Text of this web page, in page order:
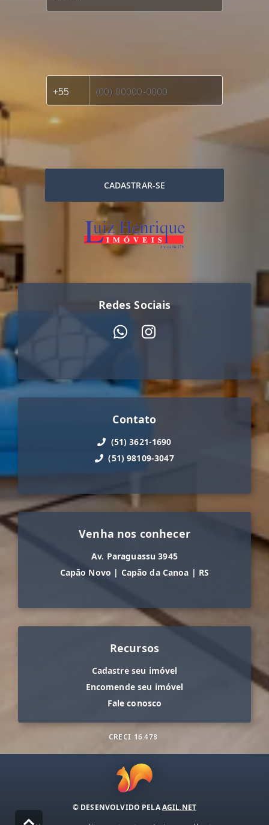
CADASTRAR-SE
Redes Sociais
Contato
(51) 3621-1690
(51) 98109-3047
Venha nos conhecer
Av. Paraguassu 3945
Capão Novo | Capão da Canoa | RS
Recursos
Cadastre seu imóvel
Encomende seu imóvel
Fale conosco
CRECI 16.478
© DESENVOLVIDO PELAAGIL.NET